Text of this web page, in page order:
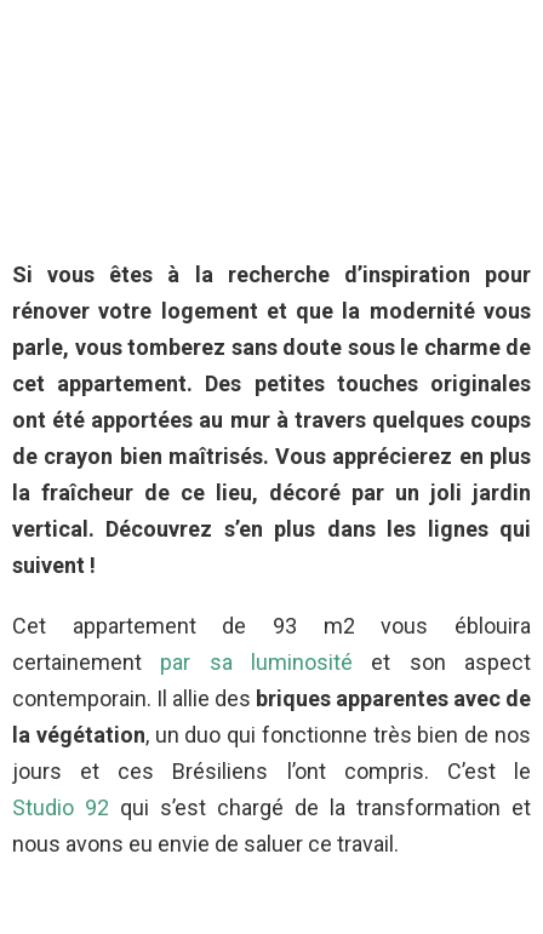
Si vous êtes à la recherche d’inspiration pour
rénover votre logement et que la modernité vous
parle, vous tomberez sans doute sous le charme de
cet appartement. Des petites touches originales
ont été apportées au mur à travers quelques coups
de crayon bien maîtrisés. Vous apprécierez en plus
la fraîcheur de ce lieu, décoré par un joli jardin
vertical. Découvrez s’en plus dans les lignes qui
suivent !
Cet appartement de 93 m2 vous éblouira
certainement par sa luminosité et son aspect
contemporain. Il allie des briques apparentes avec de
la végétation, un duo qui fonctionne très bien de nos
jours et ces Brésiliens l’ont compris. C’est le
Studio 92 qui s’est chargé de la transformation et
nous avons eu envie de saluer ce travail.